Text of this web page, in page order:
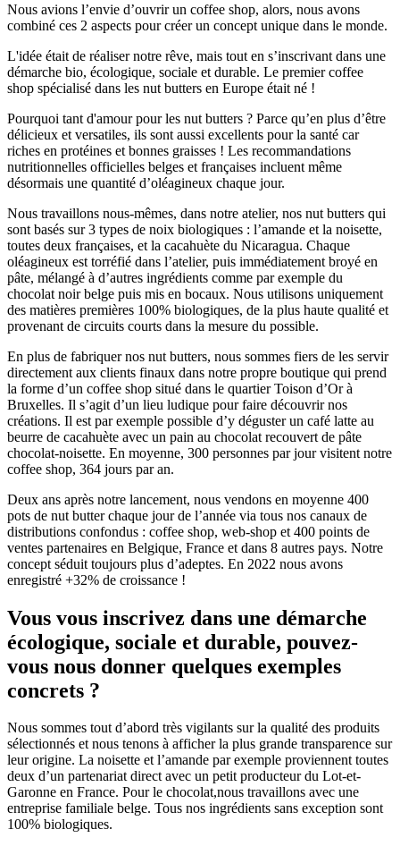
Nous avions l’envie d’ouvrir un coffee shop, alors, nous avons
combiné ces 2 aspects pour créer un concept unique dans le monde.
L'idée était de réaliser notre rêve, mais tout en s’inscrivant dans une
démarche bio, écologique, sociale et durable. Le premier coffee
shop spécialisé dans les nut butters en Europe était né !
Pourquoi tant d'amour pour les nut butters ? Parce qu’en plus d’être
délicieux et versatiles, ils sont aussi excellents pour la santé car
riches en protéines et bonnes graisses ! Les recommandations
nutritionnelles officielles belges et françaises incluent même
désormais une quantité d’oléagineux chaque jour.
Nous travaillons nous-mêmes, dans notre atelier, nos nut butters qui
sont basés sur 3 types de noix biologiques : l’amande et la noisette,
toutes deux françaises, et la cacahuète du Nicaragua. Chaque
oléagineux est torréfié dans l’atelier, puis immédiatement broyé en
pâte, mélangé à d’autres ingrédients comme par exemple du
chocolat noir belge puis mis en bocaux. Nous utilisons uniquement
des matières premières 100% biologiques, de la plus haute qualité et
provenant de circuits courts dans la mesure du possible.
En plus de fabriquer nos nut butters, nous sommes fiers de les servir
directement aux clients finaux dans notre propre boutique qui prend
la forme d’un coffee shop situé dans le quartier Toison d’Or à
Bruxelles. Il s’agit d’un lieu ludique pour faire découvrir nos
créations. Il est par exemple possible d’y déguster un café latte au
beurre de cacahuète avec un pain au chocolat recouvert de pâte
chocolat-noisette. En moyenne, 300 personnes par jour visitent notre
coffee shop, 364 jours par an.
Deux ans après notre lancement, nous vendons en moyenne 400
pots de nut butter chaque jour de l’année via tous nos canaux de
distributions confondus : coffee shop, web-shop et 400 points de
ventes partenaires en Belgique, France et dans 8 autres pays. Notre
concept séduit toujours plus d’adeptes. En 2022 nous avons
enregistré +32% de croissance !
Vous vous inscrivez dans une démarche
écologique, sociale et durable, pouvez-
vous nous donner quelques exemples
concrets ?
Nous sommes tout d’abord très vigilants sur la qualité des produits
sélectionnés et nous tenons à afficher la plus grande transparence sur
leur origine. La noisette et l’amande par exemple proviennent toutes
deux d’un partenariat direct avec un petit producteur du Lot-et-
Garonne en France. Pour le chocolat,nous travaillons avec une
entreprise familiale belge. Tous nos ingrédients sans exception sont
100% biologiques.